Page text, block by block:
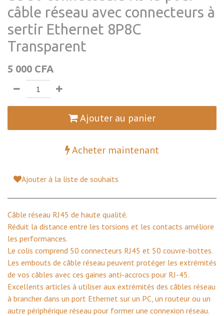
câble réseau avec connecteurs à
sertir Ethernet 8P8C
Transparent
5 000 CFA
Ajouter au panier
Acheter maintenant
Ajouter à la liste de souhaits
Câble réseau RJ45 de haute qualité.
Réduit la distance entre les torsions et les contacts améliore
les performances.
Le colis comprend 50 connecteurs RJ45 et 50 couvre-bottes.
Les embouts de câble réseau peuvent protéger les extrémités
de vos câbles avec ces gaines anti-accrocs pour RJ-45.
Excellents articles à utiliser aux extrémités des câbles réseau
à brancher dans un port Ethernet sur un PC, un routeur ou un
autre périphérique réseau pour former une connexion réseau.